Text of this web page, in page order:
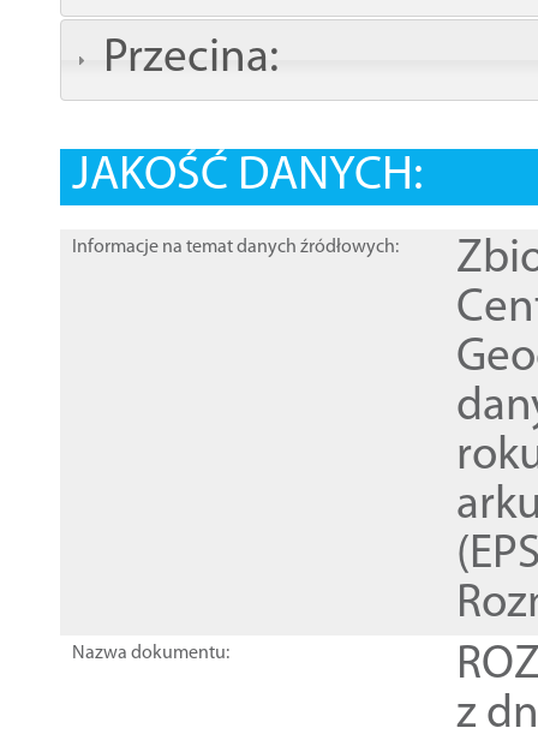
Przecina:
JAKOŚĆ DANYCH:
Informacje na temat danych źródłowych:
Nazwa dokumentu:
z